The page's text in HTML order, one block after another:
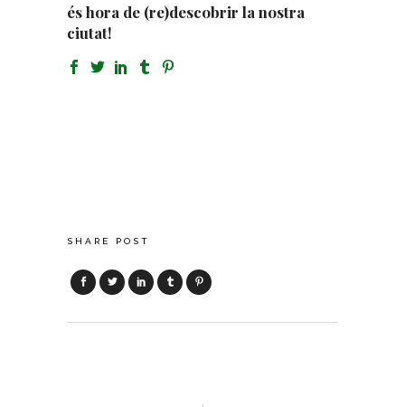
és hora de (re)descobrir la nostra
ciutat!
SHARE POST